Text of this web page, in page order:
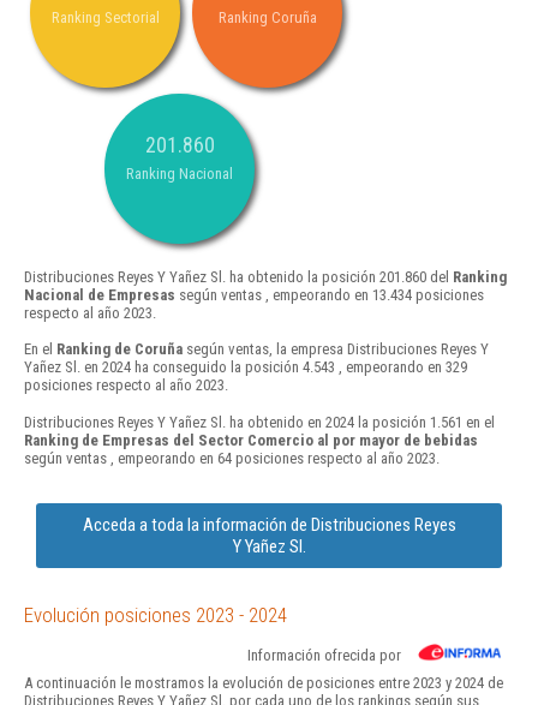
Ranking Sectorial Ranking Coruña
201.860
Ranking Nacional
Distribuciones Reyes Y Yañez Sl. ha obtenido la posición 201.860 del Ranking
Nacional de Empresas según ventas , empeorando en 13.434 posiciones
respecto al año 2023.
En el Ranking de Coruña según ventas, la empresa Distribuciones Reyes Y
Yañez Sl. en 2024 ha conseguido la posición 4.543 , empeorando en 329
posiciones respecto al año 2023.
Distribuciones Reyes Y Yañez Sl. ha obtenido en 2024 la posición 1.561 en el
Ranking de Empresas del Sector Comercio al por mayor de bebidas
según ventas , empeorando en 64 posiciones respecto al año 2023.
Acceda a toda la información de Distribuciones Reyes
Y Yañez Sl.
Evolución posiciones 2023 - 2024
Información ofrecida por
A continuación le mostramos la evolución de posiciones entre 2023 y 2024 de
Distribuciones Reyes Y Yañez Sl. por cada uno de los rankings según sus